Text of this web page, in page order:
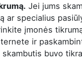
Jei jums
ar specialius
įmonės
ir
buvo